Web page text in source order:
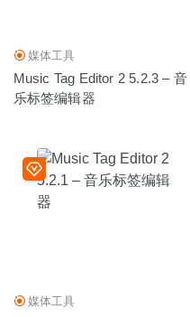
媒体工具
Music Tag Editor 2 5.2.3 – 音
乐标签编辑器
媒体工具